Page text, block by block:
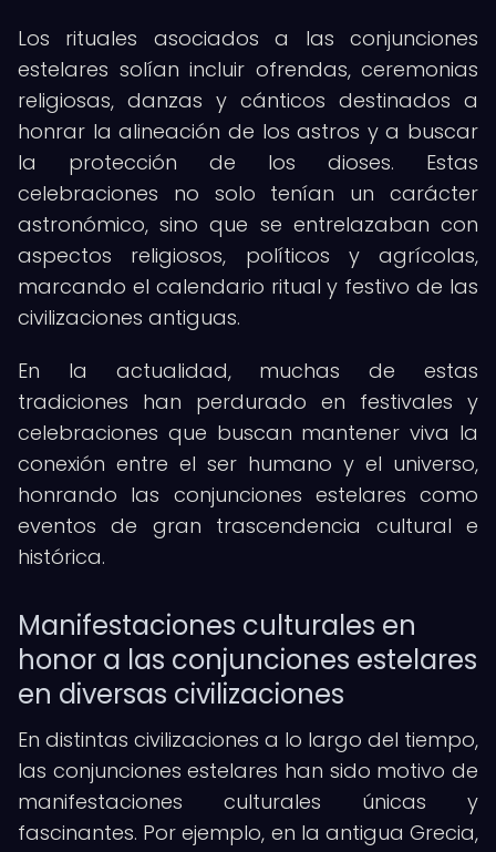
Los rituales asociados a las conjunciones
estelares solían incluir ofrendas, ceremonias
religiosas, danzas y cánticos destinados a
honrar la alineación de los astros y a buscar
la protección de los dioses. Estas
celebraciones no solo tenían un carácter
astronómico, sino que se entrelazaban con
aspectos religiosos, políticos y agrícolas,
marcando el calendario ritual y festivo de las
civilizaciones antiguas.
En la actualidad, muchas de estas
tradiciones han perdurado en festivales y
celebraciones que buscan mantener viva la
conexión entre el ser humano y el universo,
honrando las conjunciones estelares como
eventos de gran trascendencia cultural e
histórica.
Manifestaciones culturales en
honor a las conjunciones estelares
en diversas civilizaciones
En distintas civilizaciones a lo largo del tiempo,
las conjunciones estelares han sido motivo de
manifestaciones culturales únicas y
fascinantes. Por ejemplo, en la antigua Grecia,